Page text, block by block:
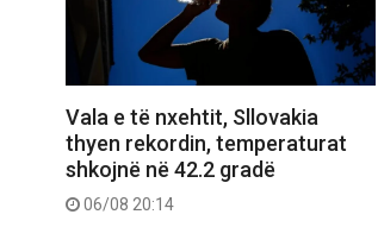
Vala e të nxehtit, Sllovakia
thyen rekordin, temperaturat
shkojnë në 42.2 gradë
06/08 20:14